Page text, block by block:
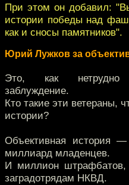
При этом он добавил:
истории победы над
как и сносы памятников".
Юрий Лужков за
Это, как нетрудно
заблуждение.
Кто такие эти ветераны,
истории?
Объективная история
миллиард младенцев.
И миллион штрафбатов,
заградотрядам НКВД.